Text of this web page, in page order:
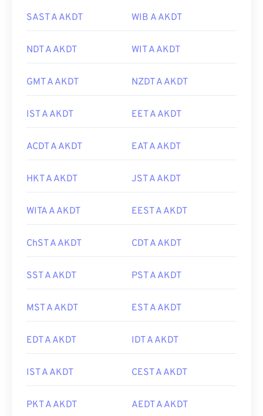
SAST A AKDT WIB A AKDT
NDT A AKDT WIT A AKDT
GMT A AKDT NZDT A AKDT
IST A AKDT EET A AKDT
ACDT A AKDT EAT A AKDT
HKT A AKDT JST A AKDT
WITA A AKDT EEST A AKDT
ChST A AKDT CDT A AKDT
SST A AKDT PST A AKDT
MST A AKDT EST A AKDT
EDT A AKDT IDT A AKDT
IST A AKDT CEST A AKDT
PKT A AKDT AEDT A AKDT